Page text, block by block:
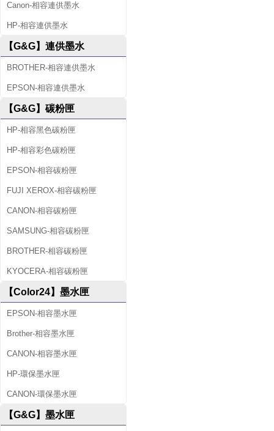
Canon-相容連供墨水
HP-相容連供墨水
【G&G】連供墨水
BROTHER-相容連供墨水
EPSON-相容連供墨水
【G&G】碳粉匣
HP-相容黑色碳粉匣
HP-相容彩色碳粉匣
EPSON-相容碳粉匣
FUJI XEROX-相容碳粉匣
CANON-相容碳粉匣
SAMSUNG-相容碳粉匣
BROTHER-相容碳粉匣
KYOCERA-相容碳粉匣
【Color24】墨水匣
EPSON-相容墨水匣
Brother-相容墨水匣
CANON-相容墨水匣
HP-環保墨水匣
CANON-環保墨水匣
【G&G】墨水匣